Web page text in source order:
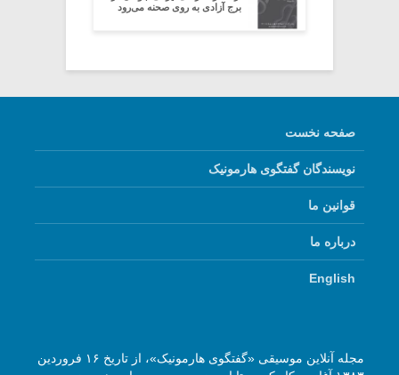
برج آزادی به روی صحنه می‌رود
صفحه نخست
نویسندگان گفتگوی هارمونیک
قوانین ما
درباره ما
English
مجله آنلاین موسیقی «گفتگوی هارمونیک»، از تاریخ ۱۶ فروردین